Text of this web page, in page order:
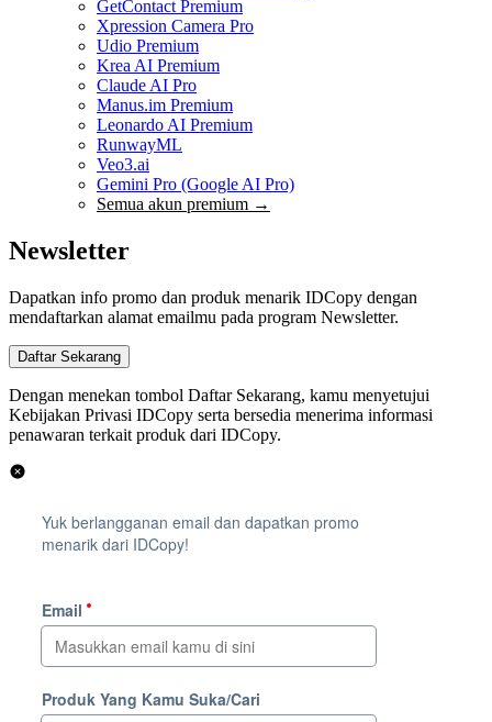
GetContact Premium
Xpression Camera Pro
Udio Premium
Krea AI Premium
Claude AI Pro
Manus.im Premium
Leonardo AI Premium
RunwayML
Veo3.ai
Gemini Pro (Google AI Pro)
Semua akun premium →
Newsletter
Dapatkan info promo dan produk menarik IDCopy dengan
mendaftarkan alamat emailmu pada program Newsletter.
Dengan menekan tombol Daftar Sekarang, kamu menyetujui
Kebijakan Privasi IDCopy serta bersedia menerima informasi
penawaran terkait produk dari IDCopy.